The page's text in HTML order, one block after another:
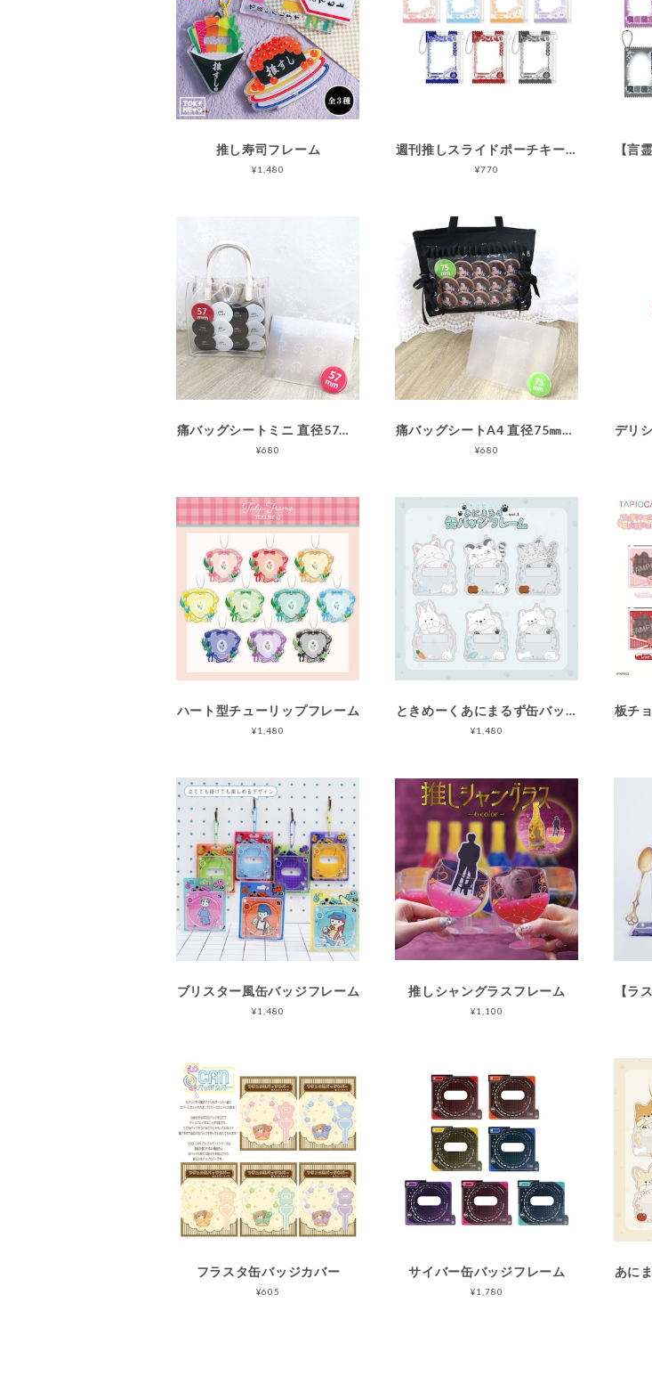
推し寿司フレーム
¥1,480
週刊推しスライドポーチキーホルダー
¥770
痛バッグシートミニ 直径57㎜推奨 12個用
¥680
痛バッグシートA4 直径75㎜推奨 15個用
¥680
ハート型チューリップフレーム
¥1,480
ときめーくあにまるず缶バッジフレーム・シロ
¥1,480
ブリスター風缶バッジフレーム
¥1,480
推しシャングラスフレーム
¥1,100
フラスタ缶バッジカバー
¥605
サイバー缶バッジフレーム
¥1,780